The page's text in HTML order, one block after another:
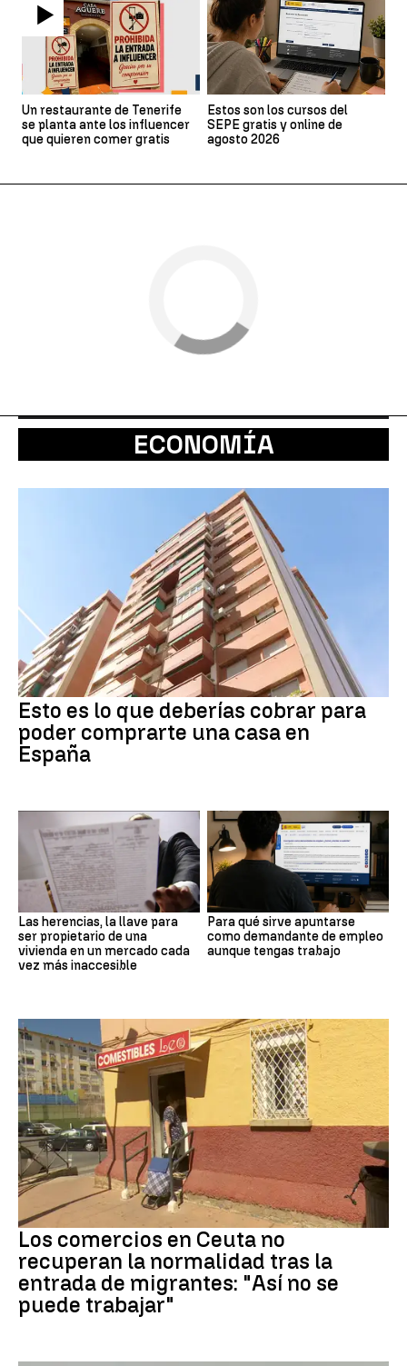
Un restaurante de Tenerife
se planta ante los influencer
que quieren comer gratis
Estos son los cursos del
SEPE gratis y online de
agosto 2026
ECONOMÍA
Esto es lo que deberías cobrar para
poder comprarte una casa en
España
Las herencias, la llave para
ser propietario de una
vivienda en un mercado cada
vez más inaccesible
Para qué sirve apuntarse
como demandante de empleo
aunque tengas trabajo
Crisis migrantes
Los comercios en Ceuta no
recuperan la normalidad tras la
entrada de migrantes: "Así no se
puede trabajar"